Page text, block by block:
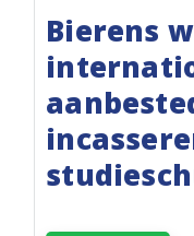
Bierens